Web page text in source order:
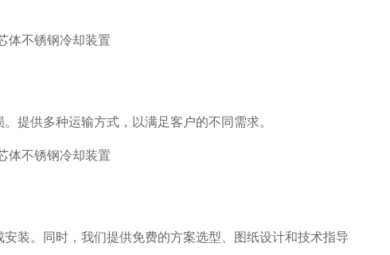
提供多种运输方式，以满足客户的不同需求。
装。同时，我们提供免费的方案选型、图纸设计和技术指导